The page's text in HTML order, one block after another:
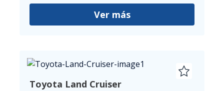
Ver más
Toyota Land Cruiser